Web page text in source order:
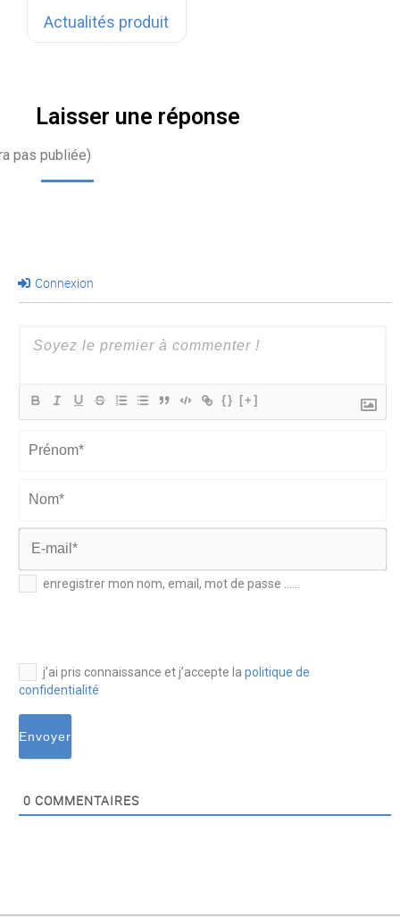
nous…
Actualités produit
Laisser une réponse
pas publiée)
Connexion
{} [+]
Nom*
E-
mail*
enregistrer mon nom, email, mot de passe ......
j’ai pris connaissance et j’accepte la politique de
confidentialité
0 COMMENTAIRES